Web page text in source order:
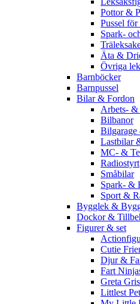
Pottor &
Pussel för
Spark-
Äta &
Övriga
Barnböcker
Barnpussel
Bilar & Fordon
Arbets- &
Bilbanor
Bilgarage
Lastbilar
MC- &
Radiostyrt
Småbilar
Spark- &
Sport &
Bygglek &
Dockor &
Figurer & set
Cutie
Djur &
Fart
Greta Gris
Littlest